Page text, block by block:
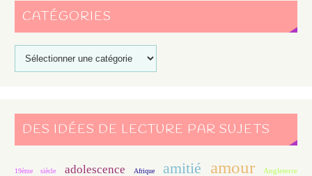
CATÉGORIES
DES IDÉES DE LECTURE PAR SUJETS
19ème siècle adolescence Afrique amitié amour Angleterre